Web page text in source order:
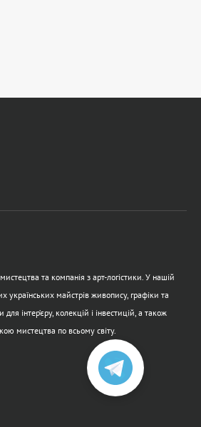
та компанія з арт-логістики. У нашій
українських майстрів живопису, графіки та
інтер’єру, колекцій і інвестицій, а також
мистецтва по всьому світу.